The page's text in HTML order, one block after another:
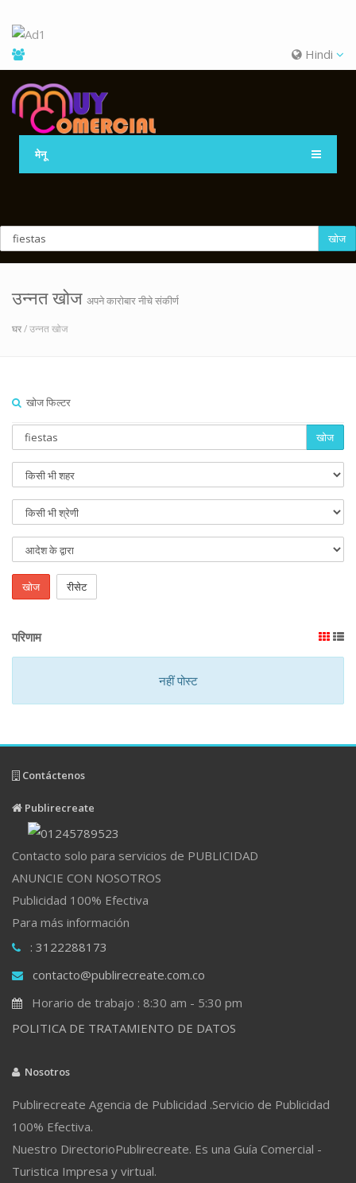
Hindi
मेनू
खोज
उन्नत खोज अपने कारोबार नीचे संकीर्ण
घर/ उन्नत खोज
खोज फिल्टर
खोज
खोज रीसेट
परिणाम
नहीं पोस्ट
Contáctenos
Publirecreate
Contacto solo para servicios de PUBLICIDAD
ANUNCIE CON NOSOTROS
Publicidad 100% Efectiva
Para más información
: 3122288173
contacto@publirecreate.com.co
Horario de trabajo : 8:30 am - 5:30 pm
POLITICA DE TRATAMIENTO DE DATOS
Nosotros
Publirecreate Agencia de Publicidad .Servicio de Publicidad
100% Efectiva.
Nuestro DirectorioPublirecreate. Es una Guía Comercial -
Turistica Impresa y virtual.